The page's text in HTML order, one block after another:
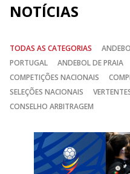
NOTÍCIAS
TODAS AS CATEGORIAS
PORTUGAL
ANDEBOL DE PRAIA
COMPETIÇÕES NACIONAIS
SELEÇÕES NACIONAIS
CONSELHO ARBITRAGEM
Anterior